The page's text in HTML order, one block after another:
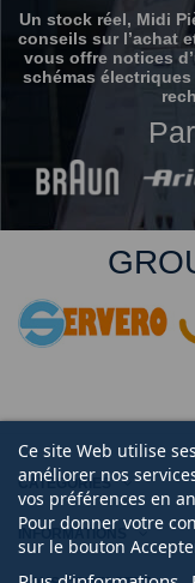
Un stock réel, Midi
conseils sur l’achat
vous offre notices
schémas
CATÉGORIES
INFORMATIONS
Ce site Web utilise
améliorer nos
vos préférences en
Pour donner votre
sur le bouton